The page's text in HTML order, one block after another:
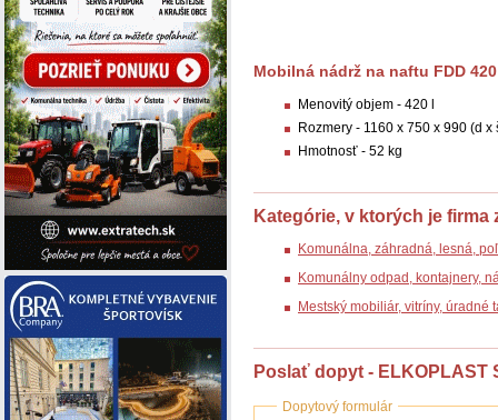
Mobilná nádrž na naftu FDD
Menovitý objem - 420 l
Rozmery - 1160 x 750 x 990 (d x
Hmotnosť - 52 kg
Kategórie, v ktorých je firma
Komunálna, záhradná, lesná,
Komunálny odpad, kontajnery,
Mestský mobiliár, vitríny, úradné
Poslať dopyt - ELKOPLAST
Dopytový formulár